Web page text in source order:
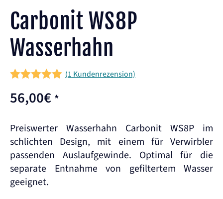
Carbonit WS8P
Wasserhahn
5
(1 Kundenrezension)
56,00€ *
Preiswerter Wasserhahn Carbonit WS8P im
schlichten Design, mit einem für Verwirbler
passenden Auslaufgewinde. Optimal für die
separate Entnahme von gefiltertem Wasser
geeignet.